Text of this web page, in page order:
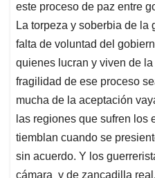
este proceso de paz entre
La torpeza y soberbia de
falta de voluntad del
quienes lucran y viven de
fragilidad de ese proceso
mucha de la aceptación
las regiones que sufren los
tiemblan cuando se
sin acuerdo. Y los
cámara y de zancadilla